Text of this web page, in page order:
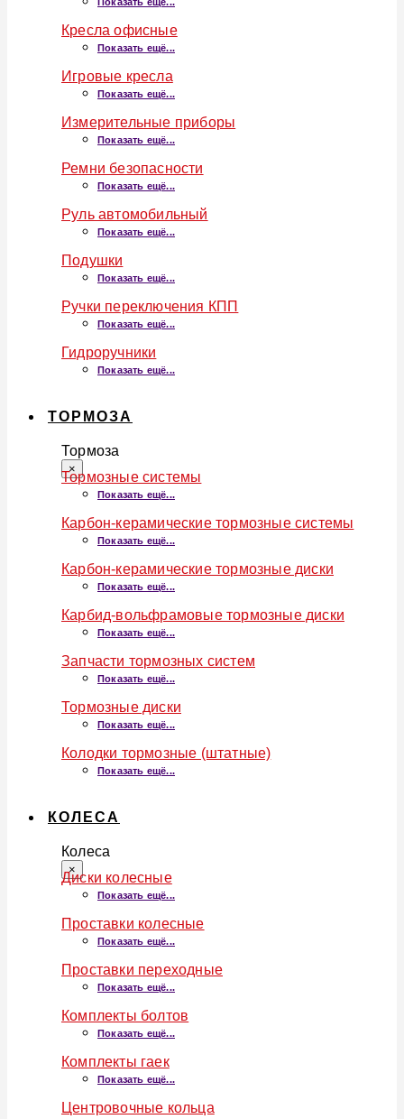
Кресла офисные
Показать ещё...
Игровые кресла
Показать ещё...
Измерительные приборы
Показать ещё...
Ремни безопасности
Показать ещё...
Руль автомобильный
Показать ещё...
Подушки
Показать ещё...
Ручки переключения КПП
Показать ещё...
Гидроручники
Показать ещё...
ТОРМОЗА
Тормоза
×
Тормозные системы
Показать ещё...
Карбон-керамические тормозные системы
Показать ещё...
Карбон-керамические тормозные диски
Показать ещё...
Карбид-вольфрамовые тормозные диски
Показать ещё...
Запчасти тормозных систем
Показать ещё...
Тормозные диски
Показать ещё...
Колодки тормозные (штатные)
Показать ещё...
КОЛЕСА
Колеса
×
Диски колесные
Показать ещё...
Проставки колесные
Показать ещё...
Проставки переходные
Показать ещё...
Комплекты болтов
Показать ещё...
Комплекты гаек
Показать ещё...
Центровочные кольца